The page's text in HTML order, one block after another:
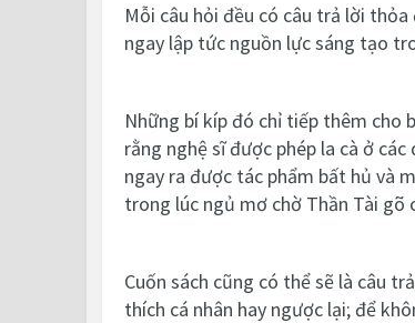
Mỗi câu hỏi đều có câu trả lời
ngay lập tức nguồn lực sáng tạo
Những bí kíp đó chỉ tiếp thêm cho
rằng nghệ sĩ được phép la cà ở
ngay ra được tác phẩm bất hủ và
trong lúc ngủ mơ chờ Thần Tài gõ
Cuốn sách cũng có thể sẽ là câu
thích cá nhân hay ngược lại; để